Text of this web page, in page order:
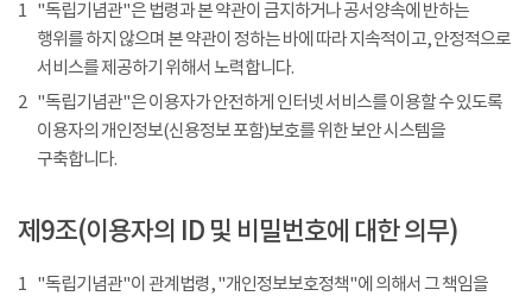
1 "독립기념관"은 법령과 본 약관이 금지하거나 공서양속에 반하는
행위를 하지 않으며 본 약관이 정하는 바에 따라 지속적이고, 안정적으로
서비스를 제공하기 위해서 노력합니다.
2 "독립기념관"은 이용자가 안전하게 인터넷 서비스를 이용할 수 있도록
이용자의 개인정보(신용정보 포함)보호를 위한 보안 시스템을
구축합니다.
제9조(이용자의 ID 및 비밀번호에 대한 의무)
1 "독립기념관"이 관계법령, "개인정보보호정책"에 의해서 그 책임을